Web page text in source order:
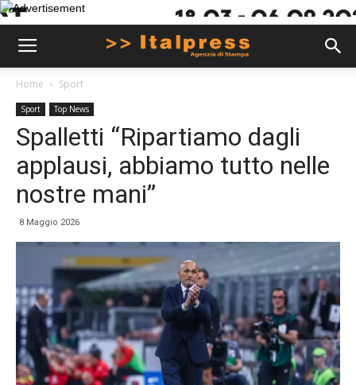
Home Sport
Sport Top News
Spalletti “Ripartiamo dagli
applausi, abbiamo tutto nelle
nostre mani”
8 Maggio 2026